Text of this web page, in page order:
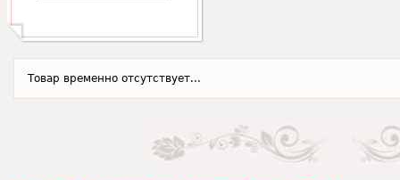
Товар временно отсутствует...